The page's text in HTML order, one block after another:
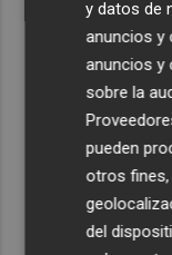
y datos de
anuncios y
anuncios y
sobre la
pueden
otros
del